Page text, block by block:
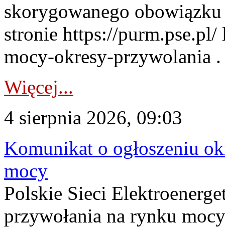
skorygowanego
stronie https://
mocy-okresy-przywolania
Więcej...
4 sierpnia 2026, 09:03
Komunikat o ogłoszeniu
mocy
Polskie Sieci
przywołania na rynku